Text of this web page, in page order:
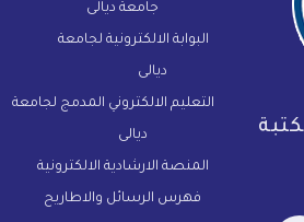
جامعة ديالى
البوابة الالكترونية لجامعة
ديالى
التعليم الالكتروني المدمج لجامعة
ديالى
المنصة الارشادية الالكترونية
فهرس الرسائل والاطاريح